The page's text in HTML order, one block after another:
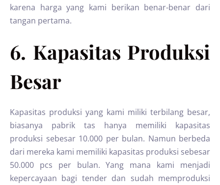
karena harga yang kami berikan benar-benar dari
tangan pertama.
6. Kapasitas Produksi
Besar
Kapasitas produksi yang kami miliki terbilang besar,
biasanya pabrik tas hanya memiliki kapasitas
produksi sebesar 10.000 per bulan. Namun berbeda
dari mereka kami memiliki kapasitas produksi sebesar
50.000 pcs per bulan. Yang mana kami menjadi
kepercayaan bagi tender dan sudah memproduksi